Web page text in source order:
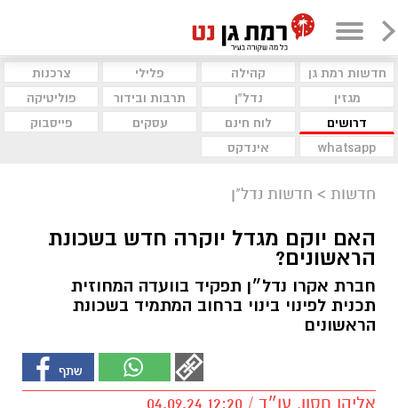
חדשות רמת גן קהילה פלילי
צרכנות
מגזין
נדל"ן תרבות ובידור
פוליטיקה
דרושים
לוח חינם עסקים
פייסבוק
whatsapp
אינדקס
חדשות > חדשות נדל"ן
האם יוקם מגדל יוקרה חדש בשכונת
הראשונים?
חברת אקרו נדל״ן תפקיד בוועדה המחוזית
תכנית לפינוי בינוי ברחוב המתמיד בשכונת
הראשונים
אליהו חסון, עו״ד / 12:20 04.09.24